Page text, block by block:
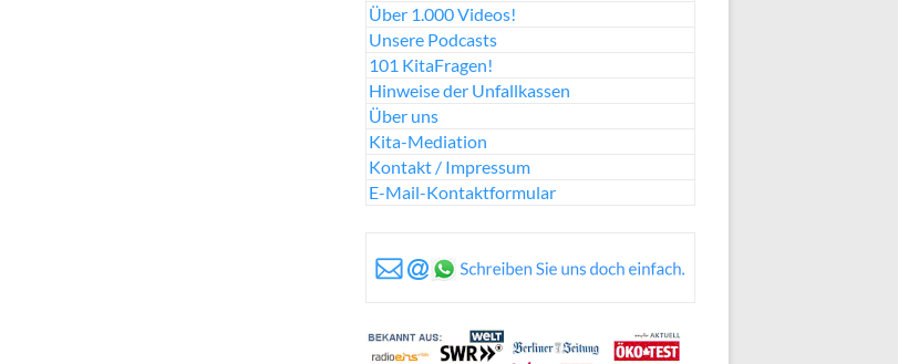
Über 1.000 Videos!
Unsere Podcasts
101 KitaFragen!
Hinweise der Unfallkassen
Über uns
Kita-Mediation
Kontakt / Impressum
E-Mail-Kontaktformular